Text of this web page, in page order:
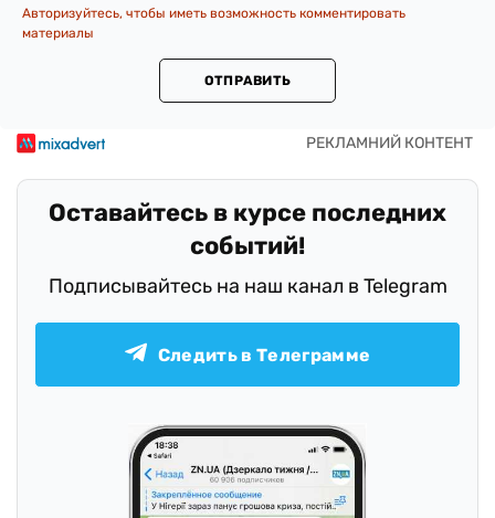
Авторизуйтесь, чтобы иметь возможность комментировать
материалы
ОТПРАВИТЬ
Оставайтесь в курсе последних
событий!
Подписывайтесь на наш канал в Telegram
Следить в Телеграмме